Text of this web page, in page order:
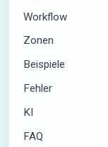
Workflow
Zonen
Beispiele
Fehler
KI
FAQ